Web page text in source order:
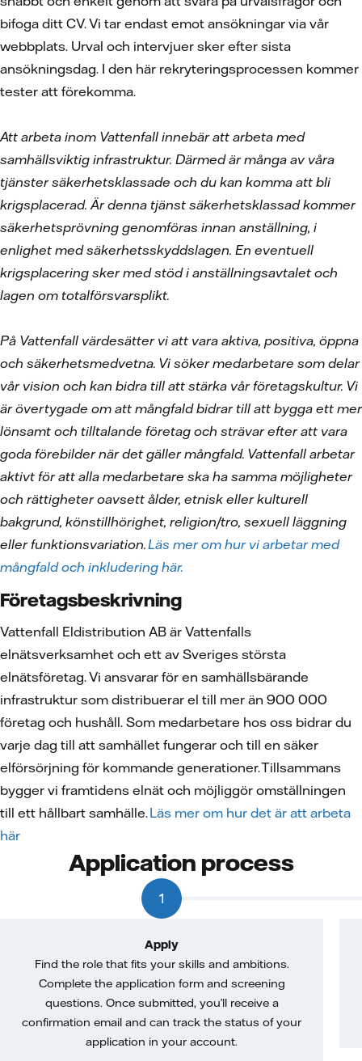
bifoga ditt CV. Vi tar endast emot ansökningar via vår
webbplats. Urval och intervjuer sker efter sista
ansökningsdag. I den här rekryteringsprocessen kommer
tester att förekomma.
Att arbeta inom Vattenfall innebär att arbeta med
samhällsviktig infrastruktur. Därmed är många av våra
tjänster säkerhetsklassade och du kan komma att bli
krigsplacerad. Är denna tjänst säkerhetsklassad kommer
säkerhetsprövning genomföras innan anställning, i
enlighet med säkerhetsskyddslagen. En eventuell
krigsplacering sker med stöd i anställningsavtalet och
lagen om totalförsvarsplikt.
På Vattenfall värdesätter vi att vara aktiva, positiva, öppna
och säkerhetsmedvetna. Vi söker medarbetare som delar
vår vision och kan bidra till att stärka vår företagskultur. Vi
är övertygade om att mångfald bidrar till att bygga ett mer
lönsamt och tilltalande företag och strävar efter att vara
goda förebilder när det gäller mångfald. Vattenfall arbetar
aktivt för att alla medarbetare ska ha samma möjligheter
och rättigheter oavsett ålder, etnisk eller kulturell
bakgrund, könstillhörighet, religion/tro, sexuell läggning
eller funktionsvariation.Läs mer om hur vi arbetar med
mångfald och inkludering här.
Företagsbeskrivning
Vattenfall Eldistribution AB är Vattenfalls
elnätsverksamhet och ett av Sveriges största
elnätsföretag. Vi ansvarar för en samhällsbärande
infrastruktur som distribuerar el till mer än 900 000
företag och hushåll. Som medarbetare hos oss bidrar du
varje dag till att samhället fungerar och till en säker
elförsörjning för kommande generationer. Tillsammans
bygger vi framtidens elnät och möjliggör omställningen
till ett hållbart samhälle.Läs mer om hur det är att arbeta
här
Application process
1
Apply
Find the role that fits your skills and ambitions.
Complete the application form and screening
questions. Once submitted, you’ll receive a
confirmation email and can track the status of your
application in your account.